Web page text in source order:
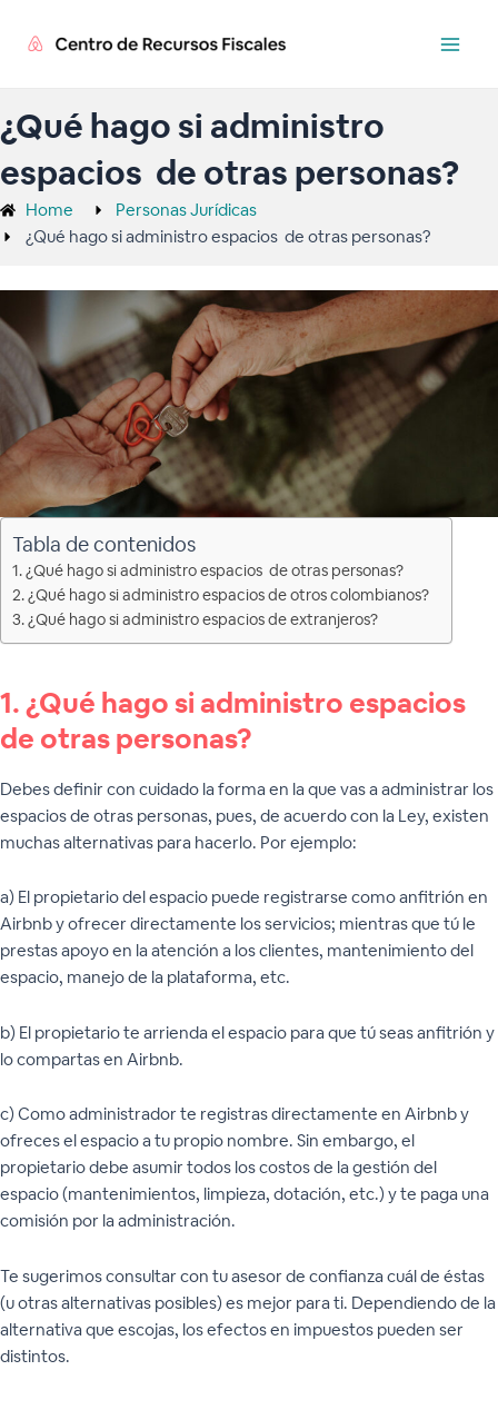
¿Qué hago si administro
espacios de otras personas?
Home
Personas Jurídicas
¿Qué hago si administro espacios de otras personas?
Tabla de contenidos
1. ¿Qué hago si administro espacios de otras personas?
2. ¿Qué hago si administro espacios de otros colombianos?
3. ¿Qué hago si administro espacios de extranjeros?
1. ¿Qué hago si administro espacios
de otras personas?
Debes definir con cuidado la forma en la que vas a administrar los
espacios de otras personas, pues, de acuerdo con la Ley, existen
muchas alternativas para hacerlo. Por ejemplo:
a) El propietario del espacio puede registrarse como anfitrión en
Airbnb y ofrecer directamente los servicios; mientras que tú le
prestas apoyo en la atención a los clientes, mantenimiento del
espacio, manejo de la plataforma, etc.
b) El propietario te arrienda el espacio para que tú seas anfitrión y
lo compartas en Airbnb.
c) Como administrador te registras directamente en Airbnb y
ofreces el espacio a tu propio nombre. Sin embargo, el
propietario debe asumir todos los costos de la gestión del
espacio (mantenimientos, limpieza, dotación, etc.) y te paga una
comisión por la administración.
Te sugerimos consultar con tu asesor de confianza cuál de éstas
(u otras alternativas posibles) es mejor para ti. Dependiendo de la
alternativa que escojas, los efectos en impuestos pueden ser
distintos.